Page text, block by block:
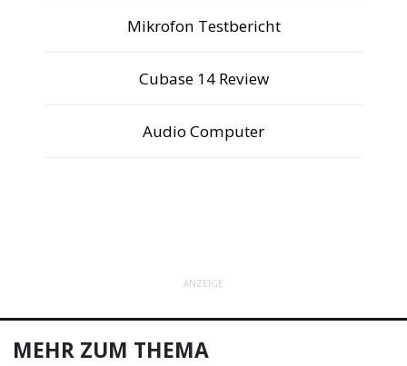
Mikrofon Testbericht
Cubase 14 Review
Audio Computer
ANZEIGE
MEHR ZUM THEMA